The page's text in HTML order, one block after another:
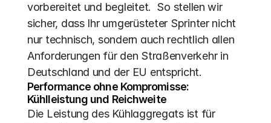
vorbereitet und begleitet.  So stellen wir
sicher, dass Ihr umgerüsteter Sprinter nicht
nur technisch, sondern auch rechtlich allen
Anforderungen für den Straßenverkehr in
Deutschland und der EU entspricht.
Performance ohne Kompromisse:
Kühlleistung und Reichweite
Die Leistung des Kühlaggregats ist für